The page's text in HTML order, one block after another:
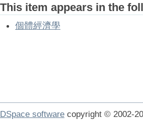
This item appears in the
個體經濟學
DSpace software copyright © 2002-